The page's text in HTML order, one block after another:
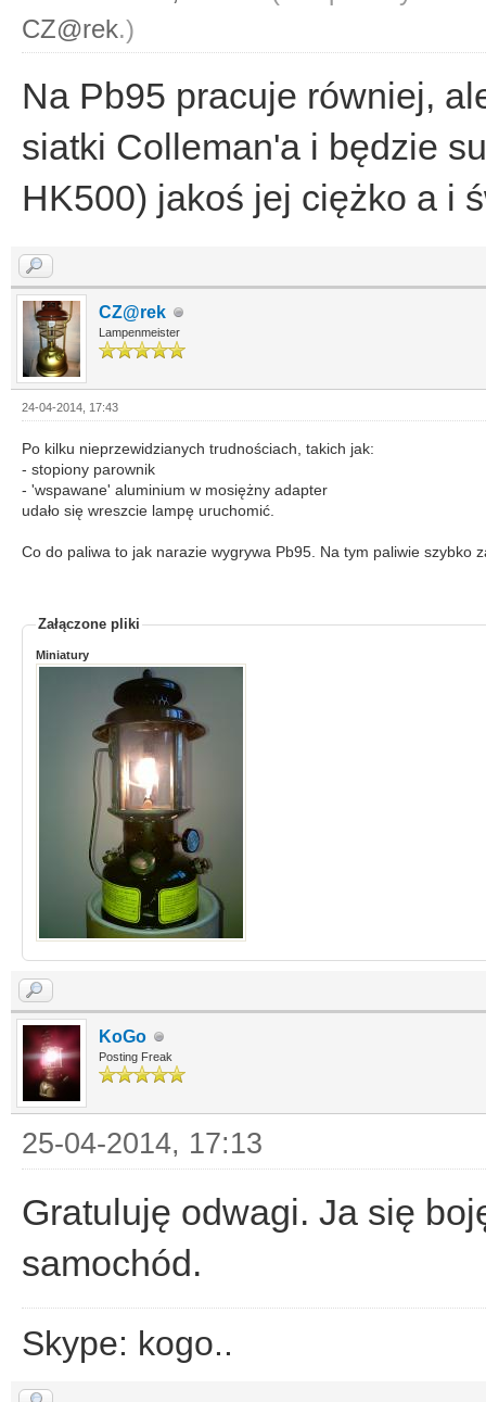
CZ@rek.)
Na Pb95 pracuje równiej,
siatki Colleman'a i będzie
HK500) jakoś jej ciężko a i
CZ@rek
Lampenmeister
24-04-2014, 17:43
Po kilku nieprzewidzianych trudnościach, takich jak:
- stopiony parownik
- 'wspawane' aluminium w mosiężny adapter
udało się wreszcie lampę uruchomić.
Co do paliwa to jak narazie wygrywa Pb95. Na tym paliwie szybko
Załączone pliki
Miniatury
KoGo
Posting Freak
25-04-2014, 17:13
Gratuluję odwagi. Ja się
samochód.
Skype: kogo..